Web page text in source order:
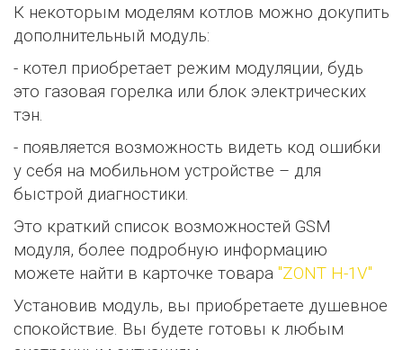
К некоторым моделям котлов можно докупить
дополнительный модуль:
- котел приобретает режим модуляции, будь
это газовая горелка или блок электрических
тэн.
- появляется возможность видеть код ошибки
у себя на мобильном устройстве – для
быстрой диагностики.
Это краткий список возможностей GSM
модуля, более подробную информацию
можете найти в карточке товара "ZONT H-1V"
Установив модуль, вы приобретаете душевное
спокойствие. Вы будете готовы к любым